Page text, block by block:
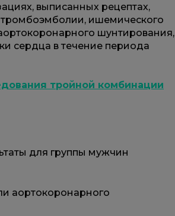
выписанных рецептах,
ишемического
шунтирования,
сердца в течение периода
тройной комбинации
для группы мужчин
аортокоронарного